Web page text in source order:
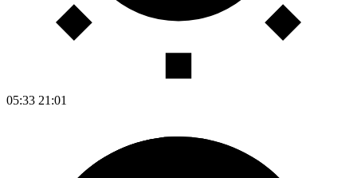
05:33 21:01